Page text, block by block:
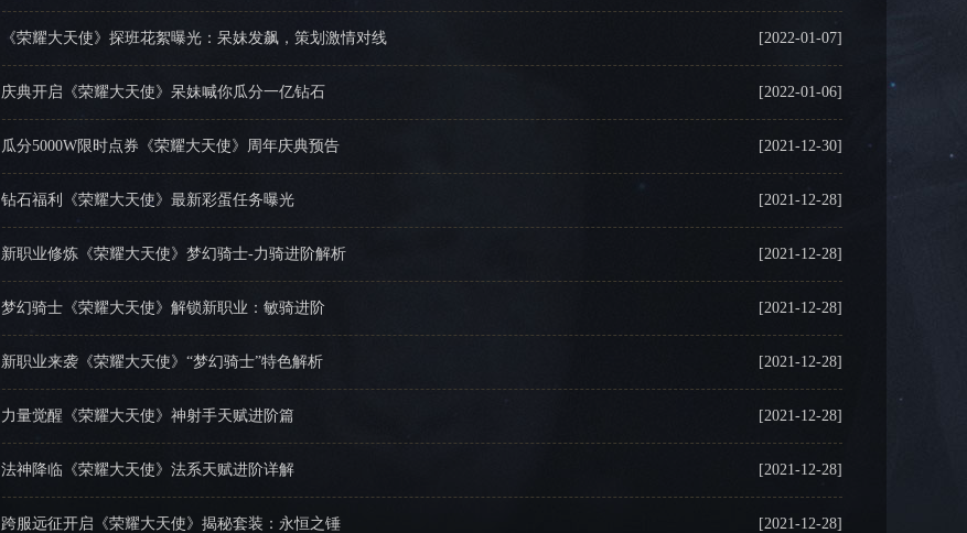
《荣耀大天使》探班花絮曝光：呆妹发飙，策划激情对线 [2022-01-07]
庆典开启《荣耀大天使》呆妹喊你瓜分一亿钻石 [2022-01-06]
瓜分5000W限时点券《荣耀大天使》周年庆典预告 [2021-12-30]
钻石福利《荣耀大天使》最新彩蛋任务曝光 [2021-12-28]
新职业修炼《荣耀大天使》梦幻骑士-力骑进阶解析 [2021-12-28]
梦幻骑士《荣耀大天使》解锁新职业：敏骑进阶 [2021-12-28]
新职业来袭《荣耀大天使》“梦幻骑士”特色解析 [2021-12-28]
力量觉醒《荣耀大天使》神射手天赋进阶篇 [2021-12-28]
法神降临《荣耀大天使》法系天赋进阶详解 [2021-12-28]
跨服远征开启《荣耀大天使》揭秘套装：永恒之锤 [2021-12-28]